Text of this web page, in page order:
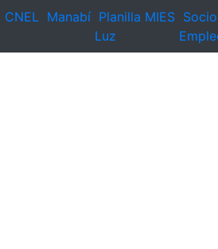
CNEL Manabí Planilla
Luz
MIES Socio